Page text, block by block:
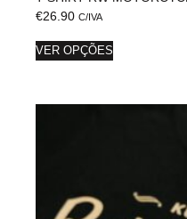
€26.90 C/IVA
VER OPÇÕES